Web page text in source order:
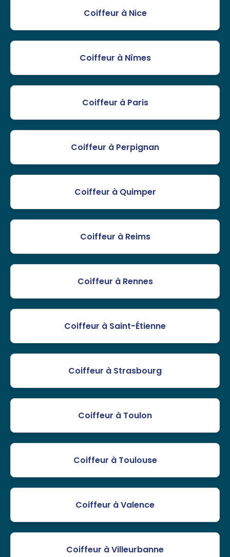
Coiffeur à Nice
Coiffeur à Nîmes
Coiffeur à Paris
Coiffeur à Perpignan
Coiffeur à Quimper
Coiffeur à Reims
Coiffeur à Rennes
Coiffeur à Saint-Étienne
Coiffeur à Strasbourg
Coiffeur à Toulon
Coiffeur à Toulouse
Coiffeur à Valence
Coiffeur à Villeurbanne